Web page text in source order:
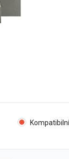
Kompatibilní